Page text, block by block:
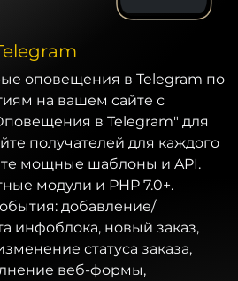
оповещения в Telegram по
на вашем сайте с
в Telegram" для
получателей для каждого
мощные шаблоны и API.
модули и PHP 7.0+.
добавление/
инфоблока, новый заказ,
статуса заказа,
веб-формы,